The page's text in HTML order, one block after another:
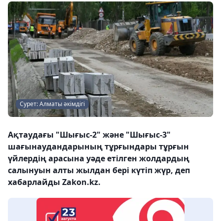
Сурет: Алматы әкімдігі
Ақтаудағы "Шығыс-2" және "Шығыс-3"
шағынаудандарының тұрғындары тұрғын
үйлердің арасына уәде етілген жолдардың
салынуын алты жылдан бері күтіп жүр, деп
хабарлайды Zakon.kz.